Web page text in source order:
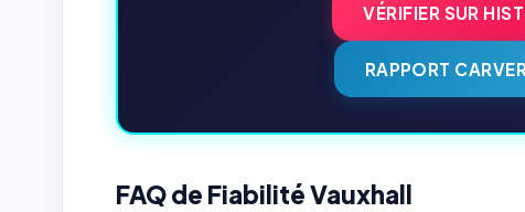
VÉRIFIER SUR
RAPPORT
FAQ de Fiabilité Vauxhall